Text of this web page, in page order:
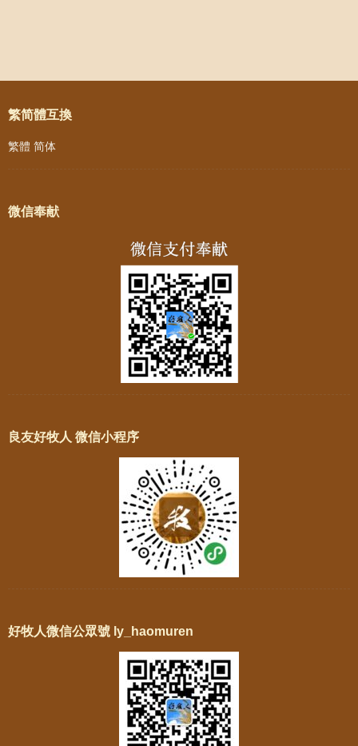
Post navigation
繁简體互換
繁體 简体
微信奉献
良友好牧人 微信小程序
好牧人微信公眾號 ly_haomuren